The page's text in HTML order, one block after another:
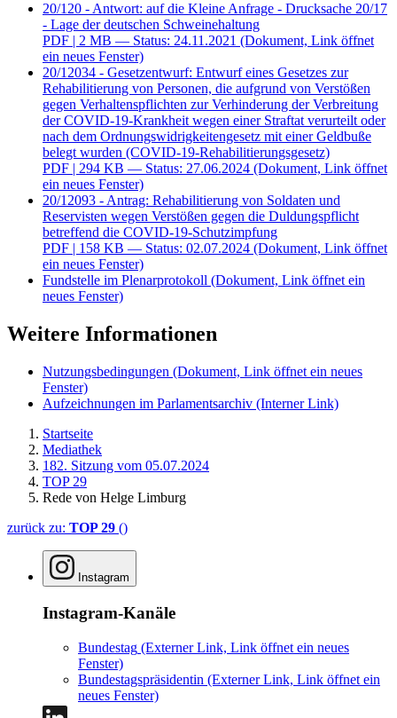
20/120 - Antwort: auf die Kleine Anfrage - Drucksache 20/17
- Lage der deutschen Schweinehaltung
PDF | 2 MB — Status: 24.11.2021 (Dokument, Link öffnet
ein neues Fenster)
20/12034 - Gesetzentwurf: Entwurf eines Gesetzes zur
Rehabilitierung von Personen, die aufgrund von Verstößen
gegen Verhaltenspflichten zur Verhinderung der Verbreitung
der COVID-19-Krankheit wegen einer Straftat verurteilt oder
nach dem Ordnungswidrigkeitengesetz mit einer Geldbuße
belegt wurden (COVID-19-Rehabilitierungsgesetz)
PDF | 294 KB — Status: 27.06.2024 (Dokument, Link öffnet
ein neues Fenster)
20/12093 - Antrag: Rehabilitierung von Soldaten und
Reservisten wegen Verstößen gegen die Duldungspflicht
betreffend die COVID-19-Schutzimpfung
PDF | 158 KB — Status: 02.07.2024 (Dokument, Link öffnet
ein neues Fenster)
Fundstelle im Plenarprotokoll (Dokument, Link öffnet ein
neues Fenster)
Weitere Informationen
Nutzungsbedingungen (Dokument, Link öffnet ein neues
Fenster)
Aufzeichnungen im Parlamentsarchiv (Interner Link)
Startseite
Mediathek
182. Sitzung vom 05.07.2024
TOP 29
Rede von Helge Limburg
zurück zu: TOP 29 ()
Instagram
Instagram-Kanäle
Bundestag (Externer Link, Link öffnet ein neues
Fenster)
Bundestagspräsidentin (Externer Link, Link öffnet ein
neues Fenster)